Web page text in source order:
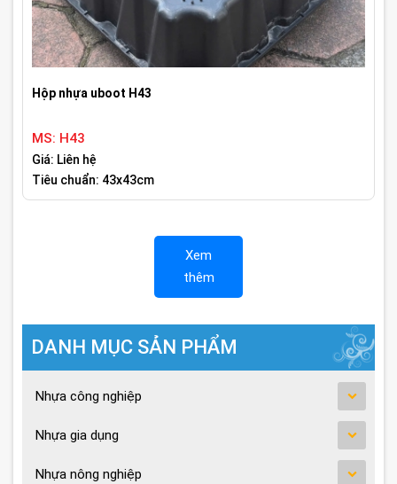
Hộp nhựa uboot H43
MS: H43
Giá: Liên hệ
Tiêu chuẩn: 43x43cm
Xem
thêm
DANH MỤC SẢN PHẨM
Nhựa công nghiệp
Nhựa gia dụng
Nhựa nông nghiệp